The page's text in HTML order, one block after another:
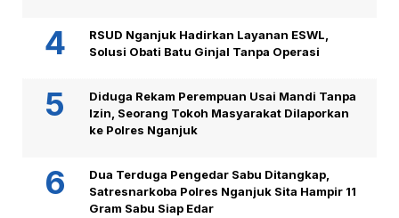
RSUD Nganjuk Hadirkan Layanan ESWL,
Solusi Obati Batu Ginjal Tanpa Operasi
Diduga Rekam Perempuan Usai Mandi Tanpa
Izin, Seorang Tokoh Masyarakat Dilaporkan
ke Polres Nganjuk
Dua Terduga Pengedar Sabu Ditangkap,
Satresnarkoba Polres Nganjuk Sita Hampir 11
Gram Sabu Siap Edar